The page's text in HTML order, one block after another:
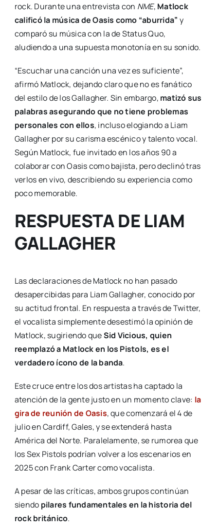
rock. Durante una entrevista con NME, Matlock
calificó la música de Oasis como “aburrida” y
comparó su música con la de Status Quo,
aludiendo a una supuesta monotonía en su sonido.
“Escuchar una canción una vez es suficiente”,
afirmó Matlock, dejando claro que no es fanático
del estilo de los Gallagher. Sin embargo, matizó sus
palabras asegurando que no tiene problemas
personales con ellos, incluso elogiando a Liam
Gallagher por su carisma escénico y talento vocal.
Según Matlock, fue invitado en los años 90 a
colaborar con Oasis como bajista, pero declinó tras
verlos en vivo, describiendo su experiencia como
poco memorable.
RESPUESTA DE LIAM
GALLAGHER
Las declaraciones de Matlock no han pasado
desapercibidas para Liam Gallagher, conocido por
su actitud frontal. En respuesta a través de Twitter,
el vocalista simplemente desestimó la opinión de
Matlock, sugiriendo queSid Vicious, quien
reemplazó a Matlock en los Pistols, es el
verdadero ícono de la banda.
Este cruce entre los dos artistas ha captado la
atención de la gente justo en un momento clave: la
gira de reunión de Oasis, que comenzará el 4 de
julio en Cardiff, Gales, y se extenderá hasta
América del Norte. Paralelamente, se rumorea que
los Sex Pistols podrían volver a los escenarios en
2025 con Frank Carter como vocalista.
A pesar de las críticas, ambos grupos continúan
siendo pilares fundamentales en la historia del
rock británico.